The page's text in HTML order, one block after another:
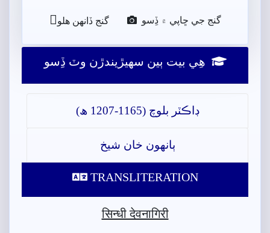
گنج جي ڇاپي ۾ ڏِسو گنج ڏانھن ھلو
ھِي بيت ٻين سھيڙيندڙن وٽ ڏِسو
ڊاڪٽر بلوچ (1165-1207 ھ)
ٻانهون خان شيخ
TRANSLITERATION
सिन्धी देवनागिरी